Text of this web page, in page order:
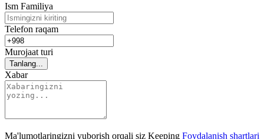
Ism Familiya
Telefon raqam
Murojaat turi
Tanlang...
Xabar
Ma'lumotlaringizni yuborish orqali siz Keeping Foydalanish shartlari